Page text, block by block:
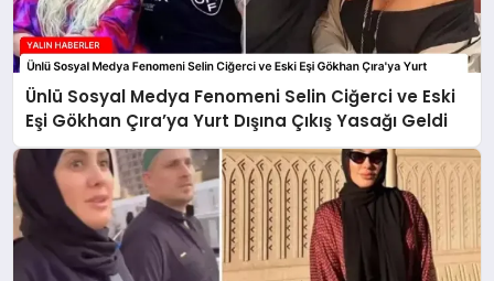
Ünlü Sosyal Medya Fenomeni Selin Ciğerci ve Eski
Eşi Gökhan Çıra’ya Yurt Dışına Çıkış Yasağı Geldi